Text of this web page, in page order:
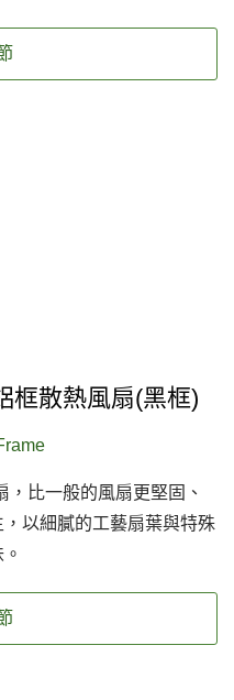
框散熱風扇(黑框)
比一般的風扇更堅固、
以細膩的工藝扇葉與特殊